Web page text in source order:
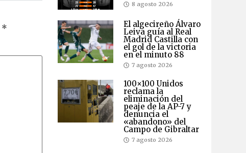
*
8 agosto 2026
El algecireño Álvaro
Leiva guía al Real
Madrid Castilla con
el gol de la victoria
en el minuto 88
7 agosto 2026
100×100 Unidos
reclama la
eliminación del
peaje de la AP-7 y
denuncia el
«abandono» del
Campo de Gibraltar
7 agosto 2026